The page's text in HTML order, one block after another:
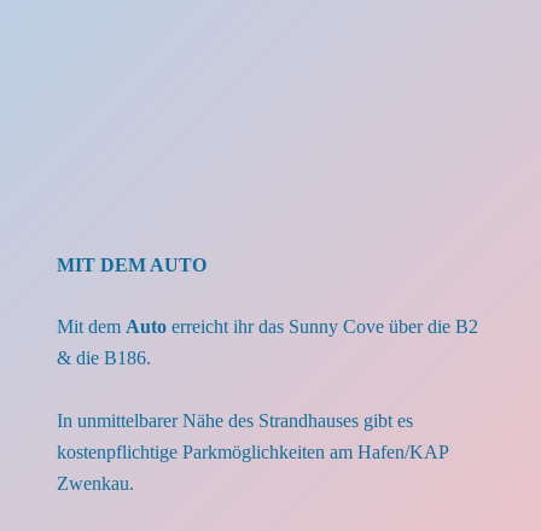
MIT DEM AUTO
Mit dem Auto erreicht ihr das Sunny Cove über die B2
& die B186.
In unmittelbarer Nähe des Strandhauses gibt es
kostenpflichtige Parkmöglichkeiten am Hafen/KAP
Zwenkau.